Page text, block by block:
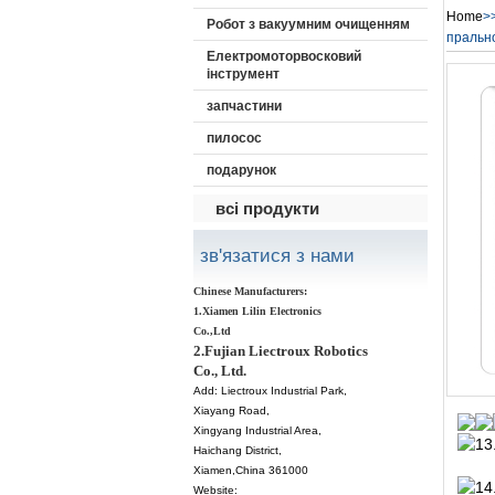
Робот з вакуумним очищенням
Електромоторвосковий
інструмент
запчастини
пилосос
подарунок
всі продукти
зв'язатися з нами
Chinese Manufacturers:
1.Xiamen Lilin Electronics
Co.,Ltd
2.Fujian Liectroux Robotics
Co., Ltd.
Add: Liectroux Industrial Park,
Xiayang Road,
Xingyang Industrial Area,
Haichang District,
Xiamen ,China 361000
Website:
Home